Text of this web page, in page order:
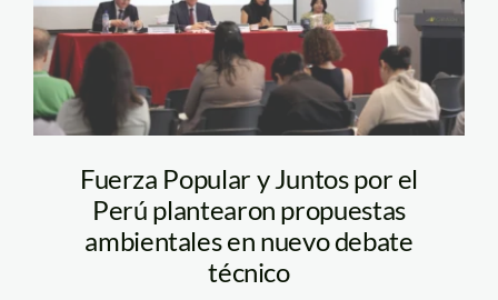
Fuerza Popular y Juntos por el
Perú plantearon propuestas
ambientales en nuevo debate
técnico